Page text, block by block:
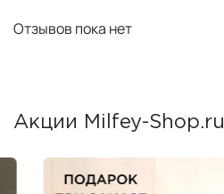
Отзывов пока нет
Акции Milfey-Shop.ru